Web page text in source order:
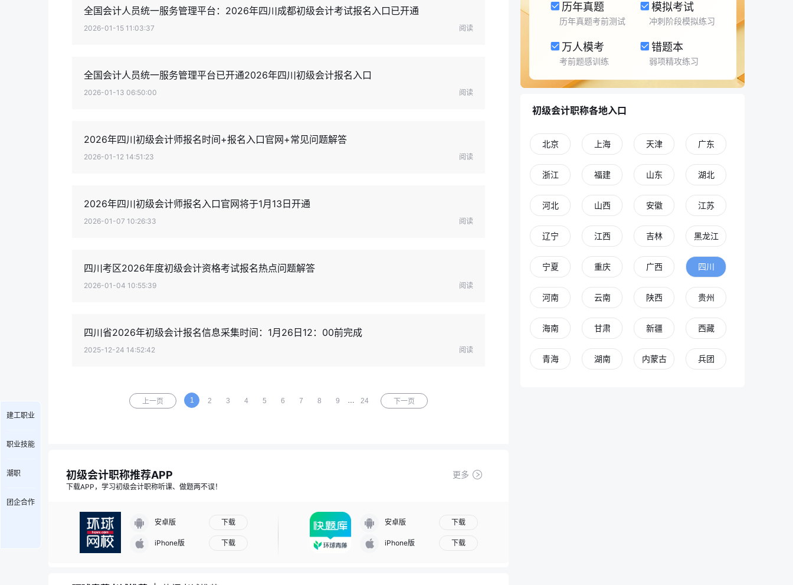
全国会计人员统一服务管理平台：2026年四川成都初级会计考试报名入口已开通
2026-01-15 11:03:37 阅读
全国会计人员统一服务管理平台已开通2026年四川初级会计报名入口
2026-01-13 06:50:00 阅读
2026年四川初级会计师报名时间+报名入口官网+常见问题解答
2026-01-12 14:51:23 阅读
2026年四川初级会计师报名入口官网将于1月13日开通
2026-01-07 10:26:33 阅读
四川考区2026年度初级会计资格考试报名热点问题解答
2026-01-04 10:55:39 阅读
四川省2026年初级会计报名信息采集时间：1月26日12：00前完成
2025-12-24 14:52:42 阅读
上一页 1 2 3 4 5 6 7 8 9 … 24 下一页
初级会计职称推荐APP 更多
下载APP，学习初级会计职称听课、做题两不误！
安卓版 下载
iPhone版 下载
安卓版 下载
iPhone版 下载
历年真题
历年真题考前测试
模拟考试
冲刺阶段模拟练习
万人模考
考前题感训练
错题本
弱项精攻练习
初级会计职称各地入口
北京 上海 天津 广东
浙江 福建 山东 湖北
河北 山西 安徽 江苏
辽宁 江西 吉林 黑龙江
宁夏 重庆 广西 四川
河南 云南 陕西 贵州
海南 甘肃 新疆 西藏
青海 湖南 内蒙古 兵团
建工职业
职业技能
潮职
团企合作